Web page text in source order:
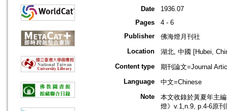
Date
1936.07
Pages
4 - 6
Publisher
佛海燈月刊社
Location
湖北, 中國 [Hubei,
Content type
期刊論文=Journal
Language
中文=Chinese
Note
本文收錄於黃夏年主
燈》v.1,n.9, p.4-6原刊